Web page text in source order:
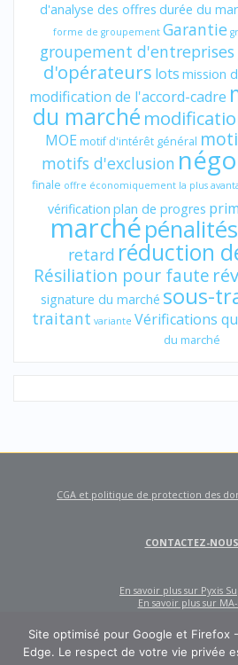
d'analyse des offres durée du
forme de groupement Garantie
groupement d'entreprises
d'opérateurs lots mission
modification de l'accord-cadre
du marché
MOE motif d'intérêt général
motifs d'exclusion
finale offre économiquement la plus
vérification plan de progres
marchépénalités
retard réduction
Résiliation pour faute
signature du marché sous-
traitant variante Vérifications
du marché
CGA et politique de protection des
CONTACTEZ-NOUS
En savoir plus sur Pyxis
En savoir plus sur
Site optimisé pour Google et Firefox
Edge. Le respect de votre vie privée